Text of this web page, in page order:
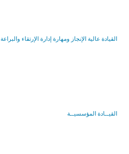
القيادة عالية الإنجاز ومهارة إدارة الإرتقاء والبراعة
القيــادة المؤسسيــة